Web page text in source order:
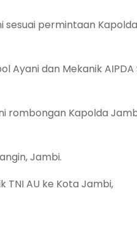
sesuai permintaan Kapolda
dan Mekanik AIPDA
rombongan Kapolda
Jambi.
AU ke Kota Jambi,